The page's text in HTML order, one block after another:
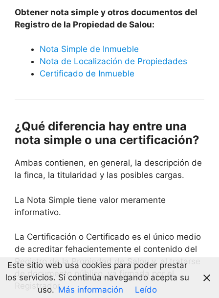
Obtener nota simple y otros documentos del
Registro de la Propiedad de Salou:
Nota Simple de Inmueble
Nota de Localización de Propiedades
Certificado de Inmueble
¿Qué diferencia hay entre una
nota simple o una certificación?
Ambas contienen, en general, la descripción de
la finca, la titularidad y las posibles cargas.
La Nota Simple tiene valor meramente
informativo.
La Certificación o Certificado es el único medio
de acreditar fehacientemente el contenido del
Registro de la Propiedad de Salou y, al tratarse
de documento público, va firmada por el
Registrador.
Este sitio web usa cookies para poder prestar
los servicios. Si continúa navegando acepta su
uso. Más información Leído